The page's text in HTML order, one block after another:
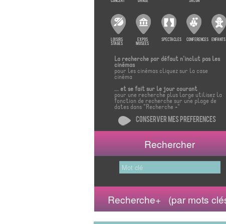
Aujourd'hui Effacer
Close
Concert
Danse
Salon
Loisirs
Stages
Expos
Musees
Spectacles Conferences Enfants
La recherche par défaut n'inclut pas les
cinémas
pour les cinémas cliquez sur la case
cinéma
... et se fait sur le jour courant
pour une recherche plus large utilisez la
fonction de recherche sur une plage de
dates dans "Recherche +"
Conserver mes preferences